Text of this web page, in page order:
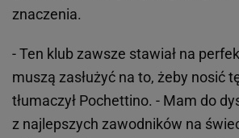
znaczenia.
- Ten klub zawsze stawiał na
muszą zasłużyć na to, żeby nosić
tłumaczył Pochettino. - Mam do
z najlepszych zawodników na